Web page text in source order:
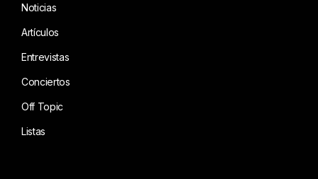
Noticias
Artículos
Entrevistas
Conciertos
Off Topic
Listas